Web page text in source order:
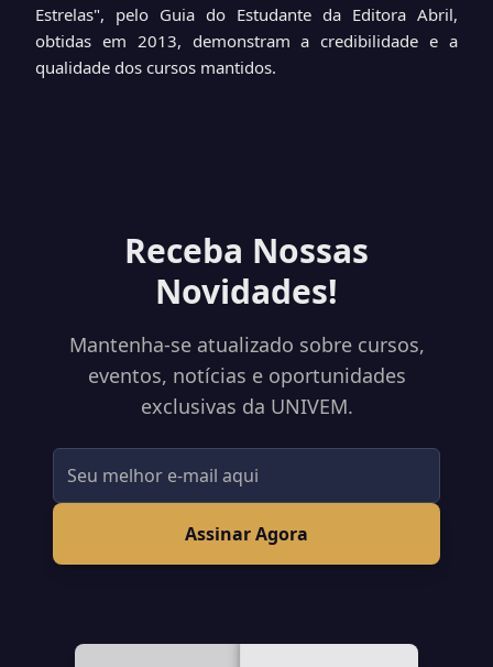
Estrelas", pelo Guia do Estudante da Editora Abril,
obtidas em 2013, demonstram a credibilidade e a
qualidade dos cursos mantidos.
Receba Nossas
Novidades!
Mantenha-se atualizado sobre cursos,
eventos, notícias e oportunidades
exclusivas da UNIVEM.
Assinar Agora